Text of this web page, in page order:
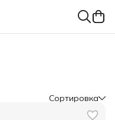
Сортировка